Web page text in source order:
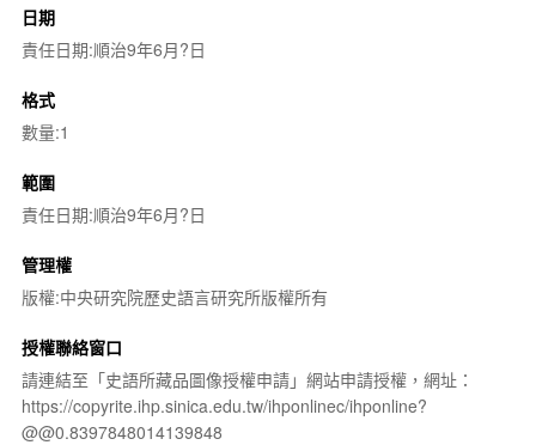
日期
責任日期:順治9年6月?日
格式
數量:1
範圍
責任日期:順治9年6月?日
管理權
版權:中央研究院歷史語言研究所版權所有
授權聯絡窗口
請連結至「史語所藏品圖像授權申請」網站申請授權，網址：
https://copyrite.ihp.sinica.edu.tw/ihponlinec/ihponline?
@@0.8397848014139848